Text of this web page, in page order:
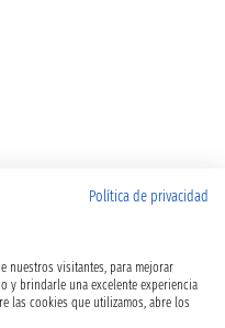
Política de privacidad
nuestros visitantes, para mejorar
y brindarle una excelente experiencia
las cookies que utilizamos, abre los